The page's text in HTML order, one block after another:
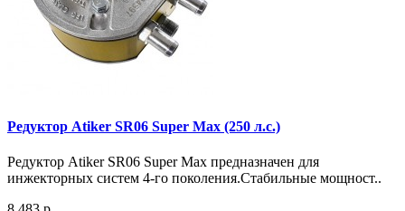
Редуктор Atiker SR06 Super Max (250 л.с.)
Редуктор Atiker SR06 Super Max предназначен для
инжекторных систем 4-го поколения.Стабильные мощност..